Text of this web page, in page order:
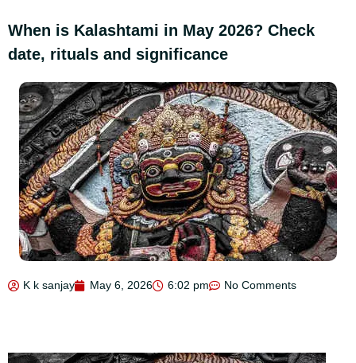
When is Kalashtami in May 2026? Check
date, rituals and significance
K k sanjay May 6, 2026 6:02 pm No Comments